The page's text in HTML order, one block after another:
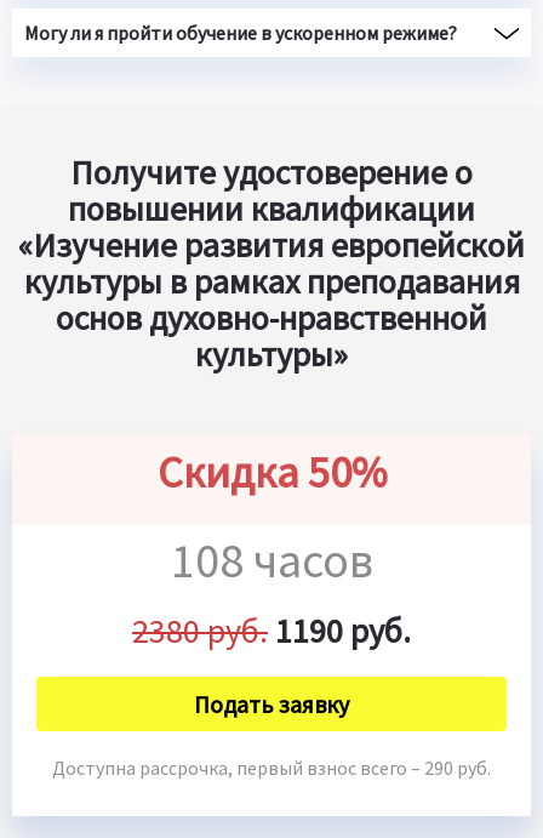
Могу ли я пройти обучение в ускоренном режиме?
Получите удостоверение о
повышении квалификации
«Изучение развития европейской
культуры в рамках преподавания
основ духовно-нравственной
культуры»
Скидка 50%
108 часов
2380 руб. 1190 руб.
Подать заявку
Доступна рассрочка, первый взнос всего – 290 руб.